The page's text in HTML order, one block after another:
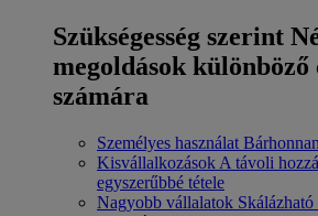
Szükségesség szerint
megoldások különböző
számára
Személyes használat
Kisvállalkozások A távoli
egyszerűbbé tétele
Nagyobb vállalatok Skálázható